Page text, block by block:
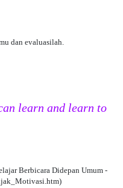
dan evaluasilah.
learn and learn to
Berbicara Didepan Umum -